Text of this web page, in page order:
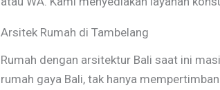
Arsitek Rumah di Tambelang
Rumah dengan arsitektur Bali saat ini
rumah gaya Bali, tak hanya